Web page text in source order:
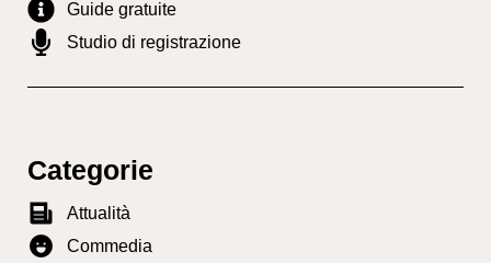
Guide gratuite
Studio di registrazione
Categorie
Attualità
Commedia